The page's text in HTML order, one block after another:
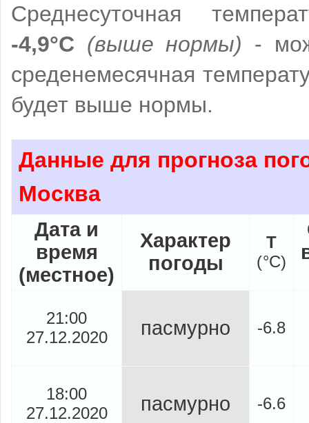
Среднесуточная
-4,9°C (выше нормы) -
среденемесячная
будет выше нормы.
Данные для прогноза
Москва
Дата и
время
(местное)
Характер
погоды
Т
(°C)
21:00
27.12.2020
пасмурно -6.8
18:00
27.12.2020
пасмурно -6.6